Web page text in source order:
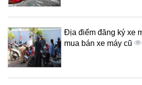
Địa điểm đăng ký xe
mua bán xe máy cũ